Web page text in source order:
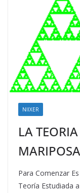
NIIXER
LA
MARIPOSA
Para Comenzar
Teoría Estudiada